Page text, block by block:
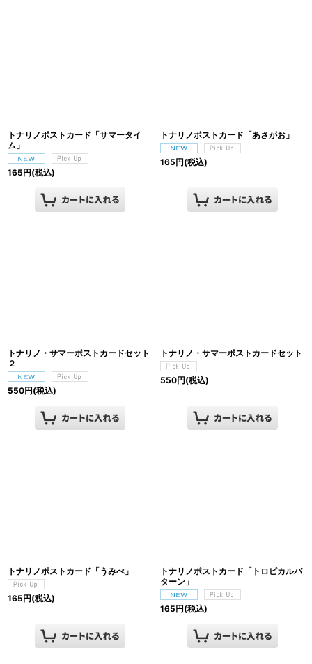
トナリノポストカード「サマータイ
ム」
165円(税込)
トナリノポストカード「あさがお」
165円(税込)
トナリノ・サマーポストカードセット
２
550円(税込)
トナリノ・サマーポストカードセット
550円(税込)
トナリノポストカード「うみべ」
165円(税込)
トナリノポストカード「トロピカルパ
ターン」
165円(税込)